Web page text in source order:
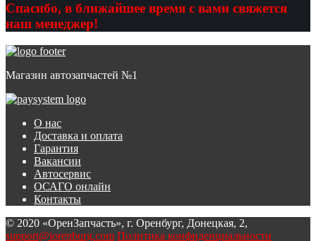
Спасибо, в ближайшее время с вами свяжется
наш менеджер!
Магазин автозапчастей №1
О нас
Доставка и оплата
Гарантия
Вакансии
Автосервис
ОСАГО онлайн
Контакты
© 2020 «ОренЗапчасть», г. Оренбург, Донецкая, 2,
support@iorenburg.com Политика конфиденциальности